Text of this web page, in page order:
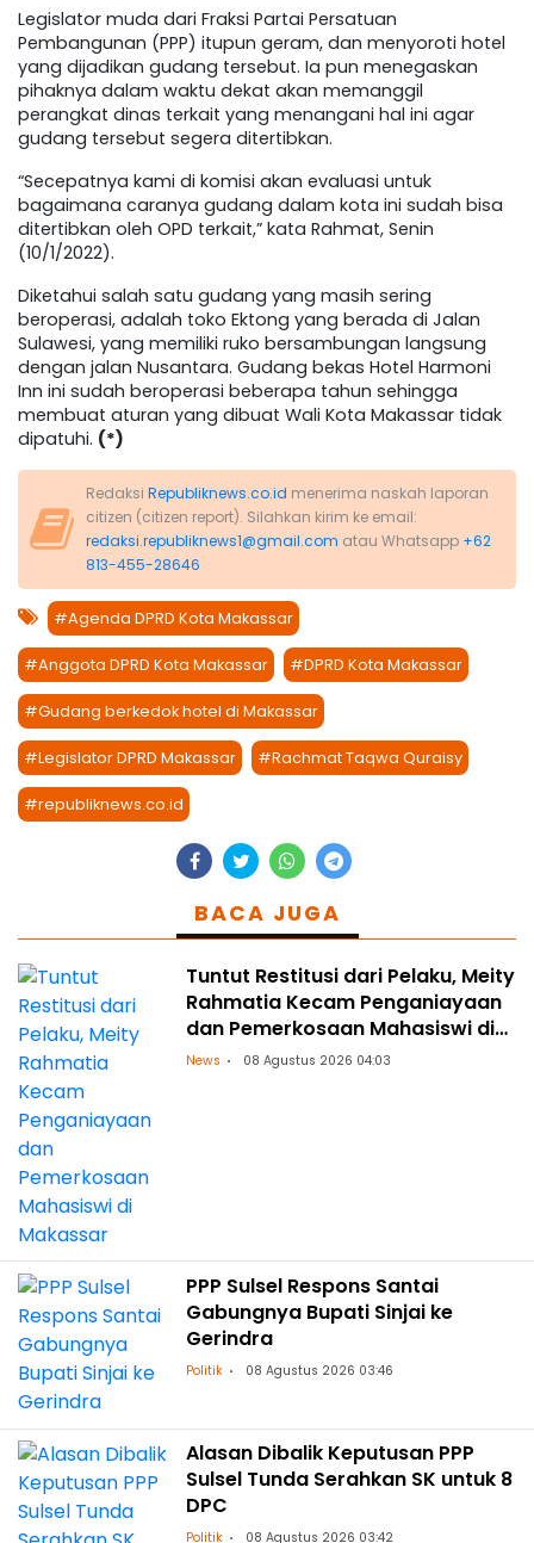
Legislator muda dari Fraksi Partai Persatuan
Pembangunan (PPP) itupun geram, dan menyoroti hotel
yang dijadikan gudang tersebut. Ia pun menegaskan
pihaknya dalam waktu dekat akan memanggil
perangkat dinas terkait yang menangani hal ini agar
gudang tersebut segera ditertibkan.
“Secepatnya kami di komisi akan evaluasi untuk
bagaimana caranya gudang dalam kota ini sudah bisa
ditertibkan oleh OPD terkait,” kata Rahmat, Senin
(10/1/2022).
Diketahui salah satu gudang yang masih sering
beroperasi, adalah toko Ektong yang berada di Jalan
Sulawesi, yang memiliki ruko bersambungan langsung
dengan jalan Nusantara. Gudang bekas Hotel Harmoni
Inn ini sudah beroperasi beberapa tahun sehingga
membuat aturan yang dibuat Wali Kota Makassar tidak
dipatuhi. (*)
Redaksi Republiknews.co.id menerima naskah laporan
citizen (citizen report). Silahkan kirim ke email:
redaksi.republiknews1@gmail.com atau Whatsapp +62
813-455-28646
#Agenda DPRD Kota Makassar
#Anggota DPRD Kota Makassar #DPRD Kota Makassar
#Gudang berkedok hotel di Makassar
#Legislator DPRD Makassar #Rachmat Taqwa Quraisy
#republiknews.co.id
BACA JUGA
Tuntut Restitusi dari Pelaku, Meity
Rahmatia Kecam Penganiayaan
dan Pemerkosaan Mahasiswi di
Makassar
News 08 Agustus 2026 04:03
PPP Sulsel Respons Santai
Gabungnya Bupati Sinjai ke
Gerindra
Politik 08 Agustus 2026 03:46
Alasan Dibalik Keputusan PPP
Sulsel Tunda Serahkan SK untuk 8
DPC
Politik 08 Agustus 2026 03:42